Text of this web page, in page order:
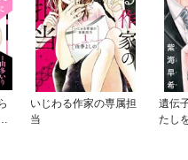
いじわる作家の専属担
当
遺伝
たし